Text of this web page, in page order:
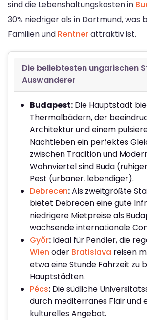
sind die Lebenshaltungskosten in
30% niedriger als in Dortmund, was
Familien und Rentnerattraktiv ist.
Die beliebtesten ungarischen
Auswanderer
Budapest: Die Hauptstadt
Thermalbädern, der
Architektur und einem
Nachtleben ein perfektes
zwischen Tradition und
Wohnviertel sind Buda
Pest (urbaner, lebendiger).
Debrecen:Als zweitgrößte
bietet Debrecen eine gute
niedrigere Mietpreise als
wachsende internationale
Győr: Ideal für Pendler, die
Wien oder Bratislava reisen
etwa eine Stunde Fahrzeit zu
Hauptstädten.
Pécs: Die südliche
durch mediterranes Flair und
kulturelles Angebot.